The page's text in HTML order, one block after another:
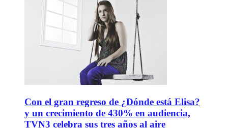
Con el gran regreso de ¿Dónde está Elisa?
y un crecimiento de 430% en audiencia,
TVN3 celebra sus tres años al aire